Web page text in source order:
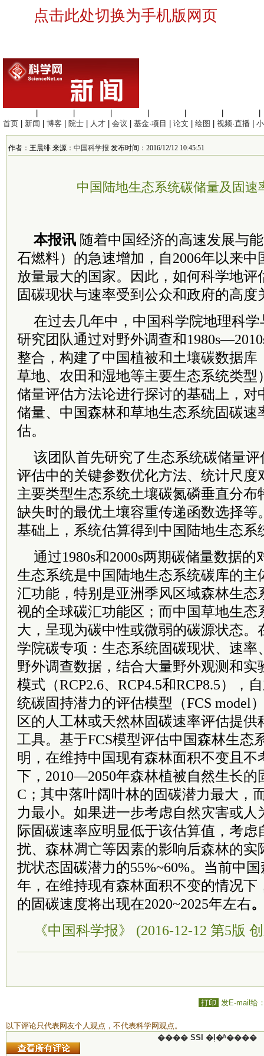
点击此处切换为手机版网页
首页
新闻 博客 院士 人才 会议 基金·项目 论文 绘图 视频·直播
作者：王晨绯 来源： 中国科学报 发布时间：2016/12/12 10:45:51
中国陆地生态系统碳储量及固速
本报讯 随着中国经济的高速发展与
石燃料）的急速增加，自2006年以来中
放量最大的国家。因此，如何科学地评
固碳现状与速率受到公众和政府的高度
在过去几年中，中国科学院地理科
研究团队通过对野外调查和
整合，构建了中国植被和土壤碳数据库
草地、农田和湿地等主要生态系统类型
储量评估方法论进行探讨的基础上，对
储量、中国森林和草地生态系统固碳速
估。
该团队首先研究了生态系统碳储量
评估中的关键参数优化方法、统计尺度
主要类型生态系统土壤碳氮磷垂直分布
缺失时的最优土壤容重传递函数选择等
基础上，系统估算得到中国陆地生态系
通过1980s和2000s两期碳储量数据
生态系统是中国陆地生态系统碳库的主
汇功能，特别是亚洲季风区域森林生态
视的全球碳汇功能区；而中国草地生态
大，呈现为碳中性或微弱的碳源状态。
学院碳专项：生态系统固碳现状、速率
野外调查数据，结合大量野外观测和实
模式（RCP2.6、RCP4.5和RCP8.5），
统碳固持潜力的评估模型（FCS model
区的人工林或天然林固碳速率评估提供
工具。基于FCS模型评估中国森林生态
明，在维持中国现有森林面积不变且不
下，2010—2050年森林植被自然生长的
C；其中落叶阔叶林的固碳潜力最大，
力最小。如果进一步考虑自然灾害或人
际固碳速率应明显低于该估算值，考虑
扰、森林凋亡等因素的影响后森林的实
扰状态固碳潜力的55%~60%。当前中
年，在维持现有森林面积不变的情况下
的固碳速度将出现在2020~2025年左右
《中国科学报》 (2016-12-12 第5版
打印 发E-mail给
以下评论只代表网友个人观点，不代表科学网观点。
���� SSI �ļ�ʱ����